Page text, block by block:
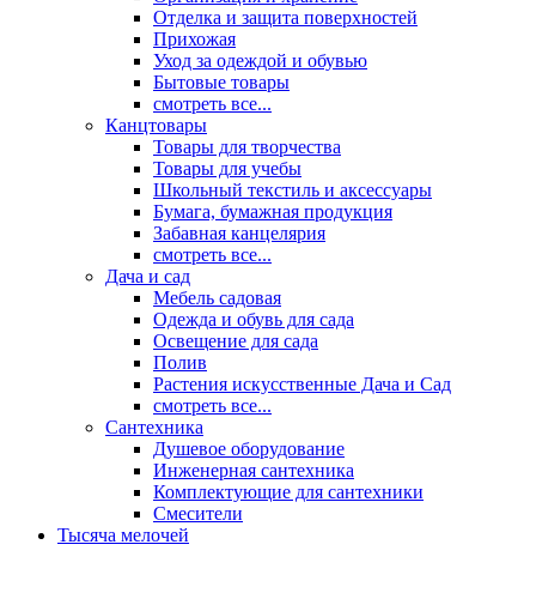
Отделка и защита поверхностей
Прихожая
Уход за одеждой и обувью
Бытовые товары
смотреть все...
Канцтовары
Товары для творчества
Товары для учебы
Школьный текстиль и аксессуары
Бумага, бумажная продукция
Забавная канцелярия
смотреть все...
Дача и сад
Мебель садовая
Одежда и обувь для сада
Освещение для сада
Полив
Растения искусственные Дача и Сад
смотреть все...
Сантехника
Душевое оборудование
Инженерная сантехника
Комплектующие для сантехники
Смесители
Тысяча мелочей